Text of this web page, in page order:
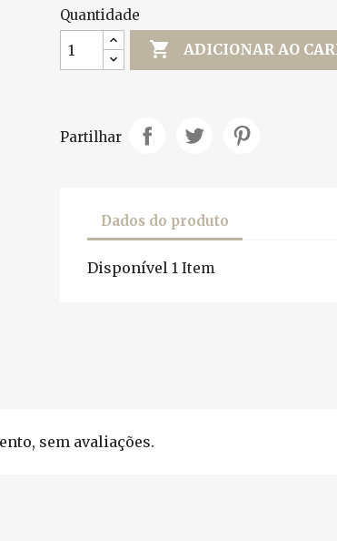
Quantidade
 ADICIONAR AO
Partilhar
Dados do produto
Disponível 1 Item
sem avaliações.